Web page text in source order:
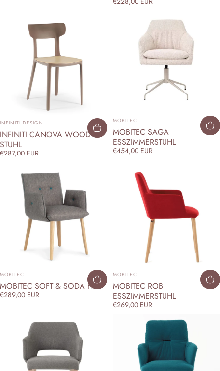
ANBIETER:
INFINITI DESIGN
INFINITI CANOVA WOOD
STUHL
€287,00 EUR
ANBIETER:
MOBITEC
MOBITEC SAGA
ESSZIMMERSTUHL
€454,00 EUR
ANBIETER:
MOBITEC
MOBITEC SOFT & SODA H47
€289,00 EUR
ANBIETER:
MOBITEC
MOBITEC ROB
ESSZIMMERSTUHL
€269,00 EUR